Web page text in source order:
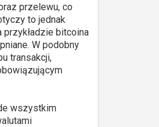
przelewu, co
to jednak
bitcoina
W podobny
transakcji,
wszystkim